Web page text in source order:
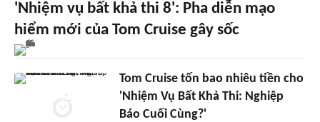
'Nhiệm vụ bất khả thi 8': Pha diễn mạo
hiểm mới của Tom Cruise gây sốc
Tom Cruise tốn bao nhiêu tiền cho
'Nhiệm Vụ Bất Khả Thi: Nghiệp
Báo Cuối Cùng?'